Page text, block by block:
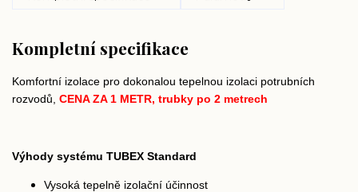
Kompletní specifikace
Komfortní izolace pro dokonalou tepelnou izolaci potrubních
rozvodů, CENA ZA 1 METR, trubky po 2 metrech
Výhody systému TUBEX Standard
Vysoká tepelně izolační účinnost